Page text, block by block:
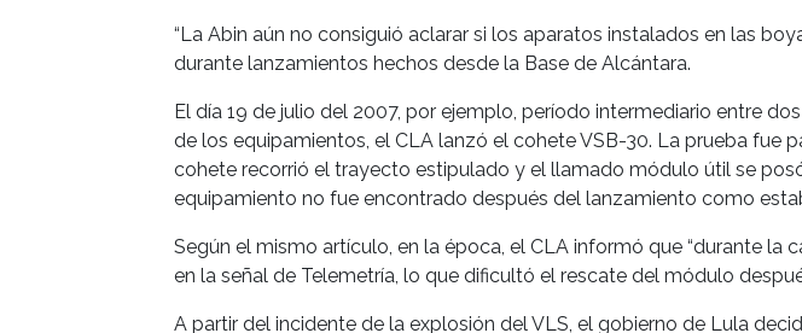
“La Abin aún no consiguió aclarar si los aparatos instalados en las
durante lanzamientos hechos desde la Base de Alcántara.
El día 19 de julio del 2007, por ejemplo, período intermediario entre
de los equipamientos, el CLA lanzó el cohete VSB-30. La prueba fue
cohete recorrió el trayecto estipulado y el llamado módulo útil se
equipamiento no fue encontrado después del lanzamiento como
Según el mismo artículo, en la época, el CLA informó que “durante la
en la señal de Telemetría, lo que dificultó el rescate del módulo
A partir del incidente de la explosión del VLS, el gobierno de Lula